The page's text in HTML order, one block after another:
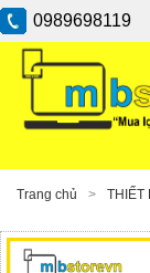
0989698119
Trang chủ > THIẾT